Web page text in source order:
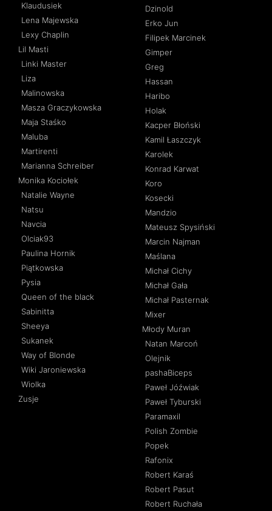
Klaudusiek
Lena Majewska
Lexy Chaplin
Lil Masti
Linki Master
Liza
Malinowska
Masza Graczykowska
Maja Staśko
Maluba
Martirenti
Marianna Schreiber
Monika Kociołek
Natalie Wayne
Natsu
Navcia
Olciak93
Paulina Hornik
Piątkowska
Pysia
Queen of the black
Sabinitta
Sheeya
Sukanek
Way of Blonde
Wiki Jaroniewska
Wiolka
Zusje
Dzinold
Erko Jun
Filipek Marcinek
Gimper
Greg
Hassan
Haribo
Holak
Kacper Błoński
Kamil Łaszczyk
Karolek
Konrad Karwat
Koro
Kosecki
Mandzio
Mateusz Spysiński
Marcin Najman
Maślana
Michał Cichy
Michał Gała
Michał Pasternak
Mixer
Młody Muran
Natan Marcoń
Olejnik
pashaBiceps
Paweł Jóźwiak
Paweł Tyburski
Paramaxil
Polish Zombie
Popek
Rafonix
Robert Karaś
Robert Pasut
Robert Ruchała